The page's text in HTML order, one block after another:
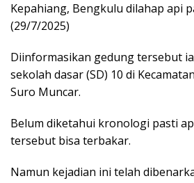
Kepahiang, Bengkulu dilahap api
(29/7/2025)
Diinformasikan gedung tersebut
sekolah dasar (SD) 10 di
Suro Muncar.
Belum diketahui kronologi pasti
tersebut bisa terbakar.
Namun kejadian ini telah